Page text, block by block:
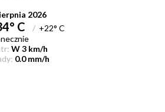
2026
C /+22° C
W 3 km/h
0.0 mm/h